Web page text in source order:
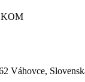
Váhovce,